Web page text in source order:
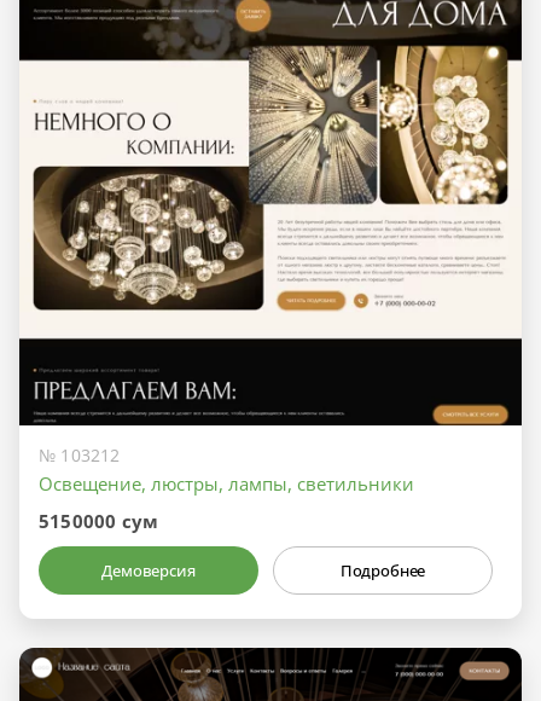
№ 103212
Освещение, люстры, лампы, светильники
5150000 сум
Демоверсия Подробнее